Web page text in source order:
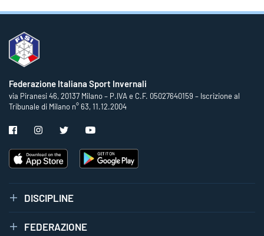
Federazione Italiana Sport Invernali
via Piranesi 46, 20137 Milano – P.IVA e C.F. 05027640159 – Iscrizione al
Tribunale di Milano n° 63, 11.12.2004
DISCIPLINE
FEDERAZIONE